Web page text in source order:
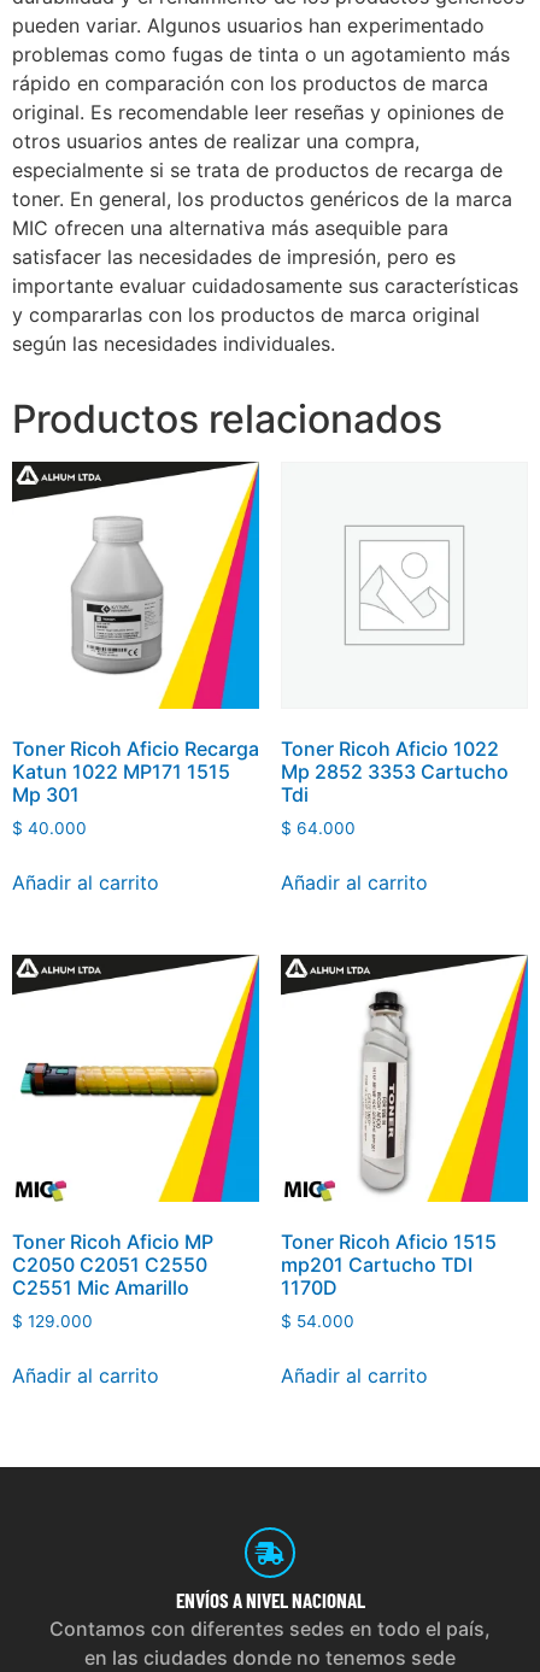
pueden variar. Algunos usuarios han experimentado
problemas como fugas de tinta o un agotamiento más
rápido en comparación con los productos de marca
original. Es recomendable leer reseñas y opiniones de
otros usuarios antes de realizar una compra,
especialmente si se trata de productos de recarga de
toner. En general, los productos genéricos de la marca
MIC ofrecen una alternativa más asequible para
satisfacer las necesidades de impresión, pero es
importante evaluar cuidadosamente sus características
y compararlas con los productos de marca original
según las necesidades individuales.
Productos relacionados
Toner Ricoh Aficio Recarga
Katun 1022 MP171 1515
Mp 301
$ 40.000
Añadir al carrito
Toner Ricoh Aficio 1022
Mp 2852 3353 Cartucho
Tdi
$ 64.000
Añadir al carrito
Toner Ricoh Aficio MP
C2050 C2051 C2550
C2551 Mic Amarillo
$ 129.000
Añadir al carrito
Toner Ricoh Aficio 1515
mp201 Cartucho TDI
1170D
$ 54.000
Añadir al carrito
ENVÍOS A NIVEL NACIONAL
Contamos con diferentes sedes en todo el país,
en las ciudades donde no tenemos sede